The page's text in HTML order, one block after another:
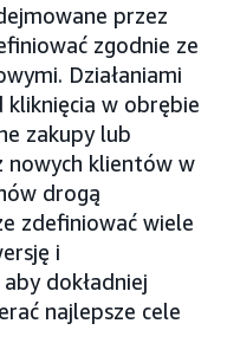
przez
zgodnie ze
Działaniami
kliknięcia w obrębie
zakupy lub
nowych klientów w
drogą
zdefiniować wiele
i
dokładniej
najlepsze cele